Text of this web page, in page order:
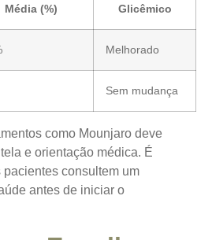
Média (%)
Glicêmico
Melhorado
Sem mudança
como Mounjaro deve
e orientação médica. É
consultem um
antes de iniciar o